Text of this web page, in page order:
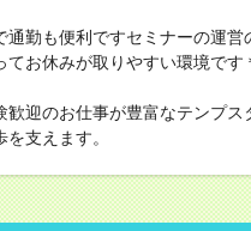
勤も便利ですセミナーの運
お休みが取りやすい環境です
迎のお仕事が豊富なテンプ
支えます。